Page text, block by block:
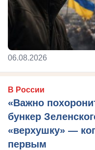
06.08.2026
В России
«Важно
бункер
«верхушку» —
первым